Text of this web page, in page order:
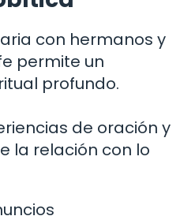
con hermanos y
permite un
profundo.
de oración y
la relación con lo